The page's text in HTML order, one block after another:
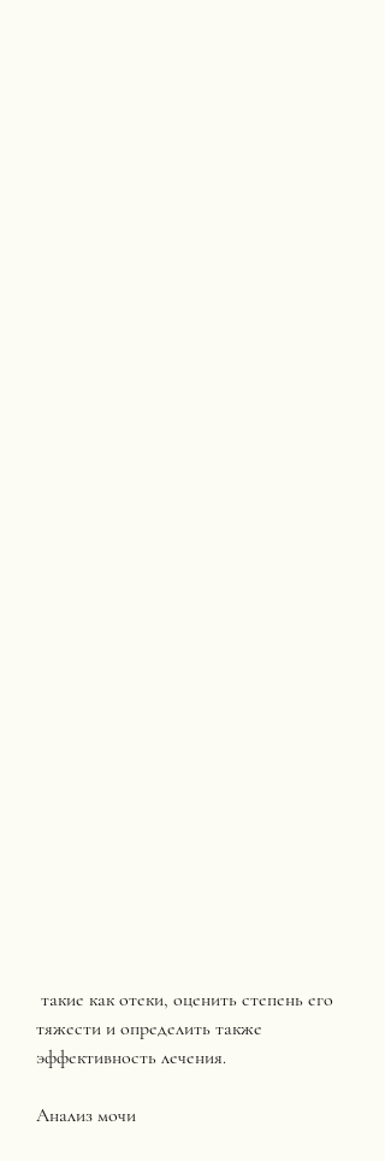
тяжести и определить также
эффективность лечения.
Анализ мочи